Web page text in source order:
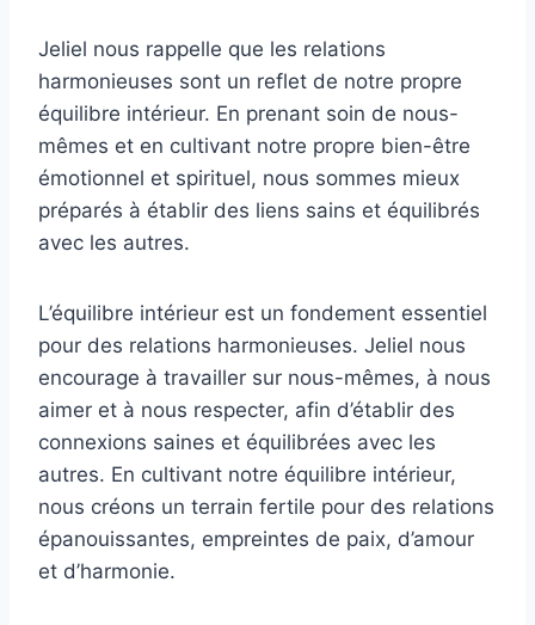
Jeliel nous rappelle que les relations
harmonieuses sont un reflet de notre propre
équilibre intérieur. En prenant soin de nous-
mêmes et en cultivant notre propre bien-être
émotionnel et spirituel, nous sommes mieux
préparés à établir des liens sains et équilibrés
avec les autres.
L’équilibre intérieur est un fondement essentiel
pour des relations harmonieuses. Jeliel nous
encourage à travailler sur nous-mêmes, à nous
aimer et à nous respecter, afin d’établir des
connexions saines et équilibrées avec les
autres. En cultivant notre équilibre intérieur,
nous créons un terrain fertile pour des relations
épanouissantes, empreintes de paix, d’amour
et d’harmonie.